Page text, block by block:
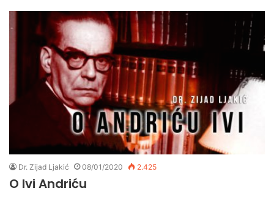
Dr. Zijad Ljakić 08/01/2020 2.425
O Ivi Andriću